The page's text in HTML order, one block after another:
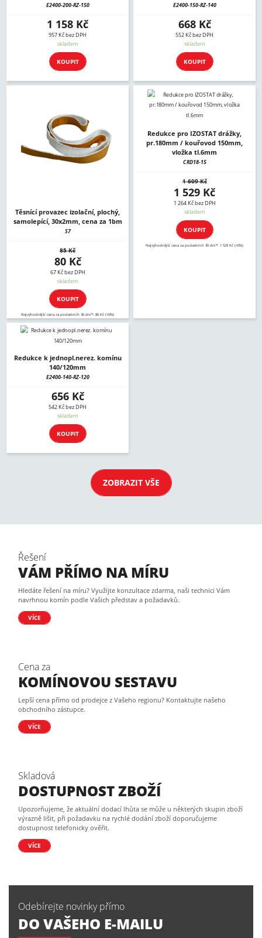
E2400-200-RZ-150
1 158 Kč
957 Kč bez DPH
skladem
KOUPIT
E2400-150-RZ-140
668 Kč
552 Kč bez DPH
skladem
KOUPIT
Těsnící provazec izolační, plochý,
samolepící, 30x2mm, cena za 1bm
S7
85 Kč
80 Kč
67 Kč bez DPH
skladem
KOUPIT
Nejvýhodnější cena za posledních 30 dní*: 80 Kč (+0%)
Redukce pro IZOSTAT drážky,
pr.180mm / kouřovod 150mm,
vložka tl.6mm
CRD18-15
1 609 Kč
1 529 Kč
1 264 Kč bez DPH
skladem
KOUPIT
Nejvýhodnější cena za posledních 30 dní*: 1 529 Kč (+0%)
Redukce k jednopl.nerez. komínu
140/120mm
E2400-140-RZ-120
656 Kč
542 Kč bez DPH
skladem
KOUPIT
ZOBRAZIT VŠE
Řešení
VÁM PŘÍMO NA MÍRU
Hledáte řešení na míru? Využijte konzultace zdarma, naši technici Vám
navrhnou komín podle Vašich představ a požadavků.
VÍCE
Cena za
KOMÍNOVOU SESTAVU
Lepší cena přímo od prodejce z Vašeho regionu? Kontaktujte našeho
obchodního zástupce.
VÍCE
Skladová
DOSTUPNOST ZBOŽÍ
Upozorňujeme, že aktuální dodací lhůta se může u některých skupin zboží
výrazně lišit, při požadavku na rychlé dodání zboží doporučujeme
dostupnost telefonicky ověřit.
VÍCE
Odebírejte novinky přímo
DO VAŠEHO E-MAILU